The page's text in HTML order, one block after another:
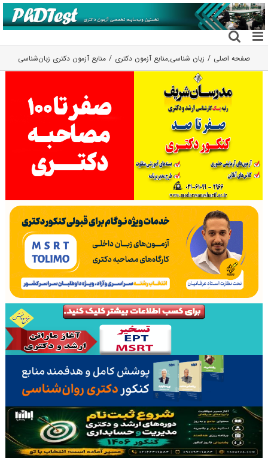
رفتن
به
محتوا
صفحه اصلی زبان شناسی,منابع آزمون دکتری منابع آزمون دکتری زبان‌شناسی